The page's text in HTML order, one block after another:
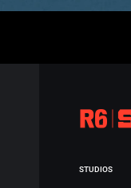
STUDIOS